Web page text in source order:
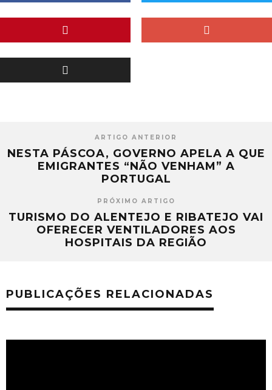
ARTIGO ANTERIOR
NESTA PÁSCOA, GOVERNO APELA A QUE
EMIGRANTES “NÃO VENHAM” A
PORTUGAL
PRÓXIMO ARTIGO
TURISMO DO ALENTEJO E RIBATEJO VAI
OFERECER VENTILADORES AOS
HOSPITAIS DA REGIÃO
PUBLICAÇÕES RELACIONADAS